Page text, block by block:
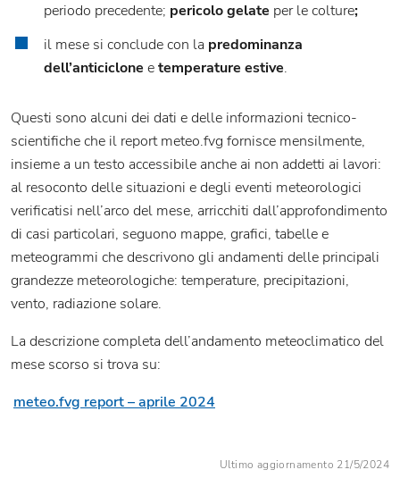
periodo precedente; pericolo gelate per le colture;
il mese si conclude con la predominanza
dell’anticiclone etemperature estive.
Questi sono alcuni dei dati e delle informazioni tecnico-
scientifiche che il report meteo.fvg fornisce mensilmente,
insieme a un testo accessibile anche ai non addetti ai lavori:
al resoconto delle situazioni e degli eventi meteorologici
verificatisi nell’arco del mese, arricchiti dall’approfondimento
di casi particolari, seguono mappe, grafici, tabelle e
meteogrammi che descrivono gli andamenti delle principali
grandezze meteorologiche: temperature, precipitazioni,
vento, radiazione solare.
La descrizione completa dell’andamento meteoclimatico del
mese scorso si trova su:
meteo.fvg report – aprile 2024
Ultimo aggiornamento 21/5/2024